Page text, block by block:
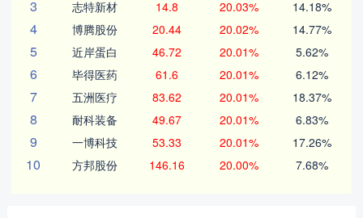
3 志特新材 14.8 20.03% 14.18%
4 博腾股份 20.44 20.02% 14.77%
5 近岸蛋白 46.72 20.01% 5.62%
6 毕得医药 61.6 20.01% 6.12%
7 五洲医疗 83.62 20.01% 18.37%
8 耐科装备 49.67 20.01% 6.83%
9 一博科技 53.33 20.01% 17.26%
10 方邦股份 146.16 20.00% 7.68%